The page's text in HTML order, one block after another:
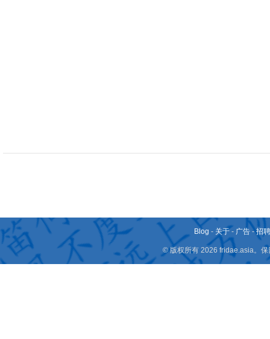
Blog - 关于 - 广告 -招
© 版权所有 2026 fridae.asia。